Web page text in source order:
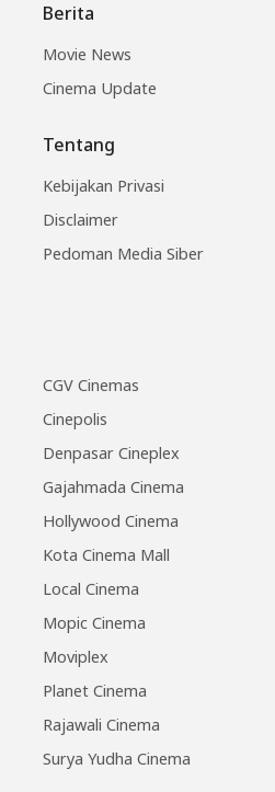
CGV Cinemas
Cinepolis
Denpasar Cineplex
Gajahmada Cinema
Hollywood Cinema
Kota Cinema Mall
Local Cinema
Mopic Cinema
Moviplex
Planet Cinema
Rajawali Cinema
Surya Yudha Cinema
Berita
Movie News
Cinema Update
Tentang
Kebijakan Privasi
Disclaimer
Pedoman Media Siber